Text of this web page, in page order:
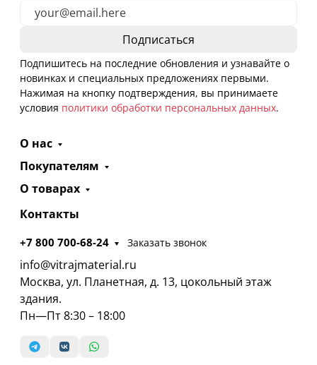
Подпишитесь на последние обновления и узнавайте о
новинках и специальных предложениях первыми.
Нажимая на кнопку подтверждения, вы принимаете
условия политики обработки персональных данных.
О нас
Покупателям
О товарах
Контакты
+7 800 700-68-24 Заказать звонок
info@vitrajmaterial.ru
Москва, ул. Планетная, д. 13, цокольный этаж
здания.
Пн—Пт 8:30 – 18:00